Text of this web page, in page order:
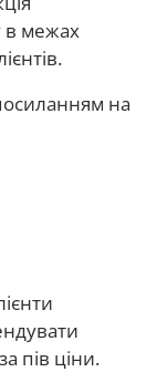
в межах
на
пів ціни.